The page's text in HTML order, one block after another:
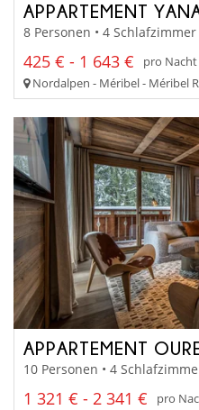
APPARTEMENT
8 Personen • 4
425 € - 1 643 €
pro Nacht
Nordalpen - Méribel - Méribel
APPARTEMENT
10 Personen • 4
1 321 € - 2 341 €
pro